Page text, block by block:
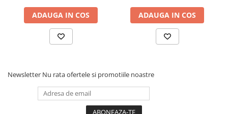
Stechere
Banda izolatoare
Cablu si tubulatura
Becuri si tuburi LED
Garduri metalice
3011, Klimas Wkret-met
ADAUGA IN COS
3011, Klimas Wkret-met
ADAUGA IN COS
Newsletter Nu rata ofertele si promotiile noastre